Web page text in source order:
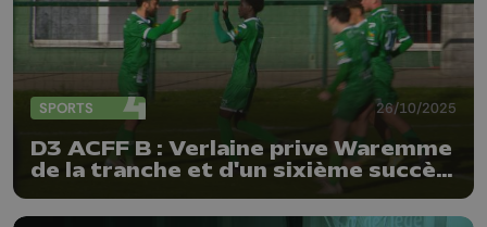
SPORTS 26/10/2025
D3 ACFF B : Verlaine prive Waremme
de la tranche et d'un sixième succès